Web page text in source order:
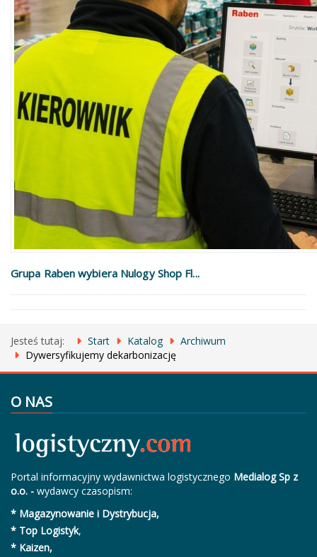
Grupa Raben wybiera Nulogy Shop Fl...
Jesteś tutaj: Start Katalog
Archiwum
Dywersyfikujemy dekarbonizację
O NAS
Portal informacyjny wydawnictwa logistycznego Medialog Sp z
o.o. - wydawcy czasopism:
* Magazynowanie i Dystrybucja,
* Top Logistyk,
* Kaizen,